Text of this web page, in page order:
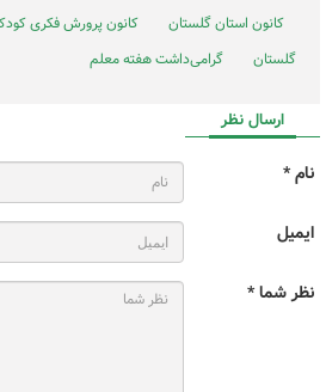
کانون استان گلستان
کانون پرورش فکری
گلستان
گرامی‌داشت هفته معلم
ارسال نظر
نام *
ایمیل
نظر شما *